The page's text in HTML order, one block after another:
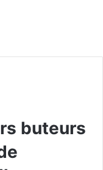
buteurs